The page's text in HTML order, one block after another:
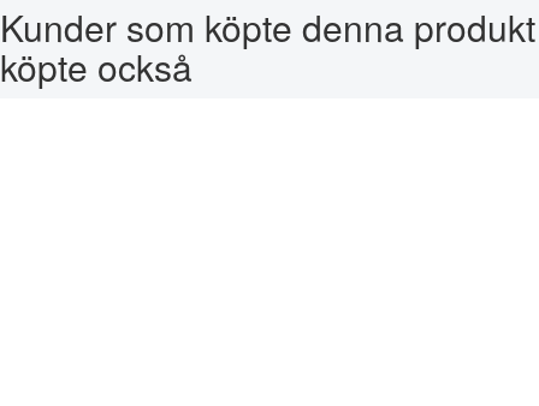
Kunder som köpte denna produkt
köpte också